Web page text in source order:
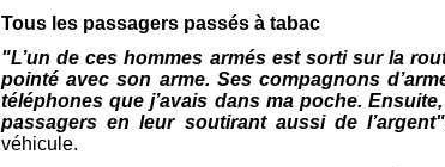
Tous les passagers passés à tabac
"L’un de ces hommes armés est sorti sur la
pointé avec son arme. Ses compagnons
téléphones que j’avais dans ma poche.
passagers en leur soutirant aussi de
véhicule.